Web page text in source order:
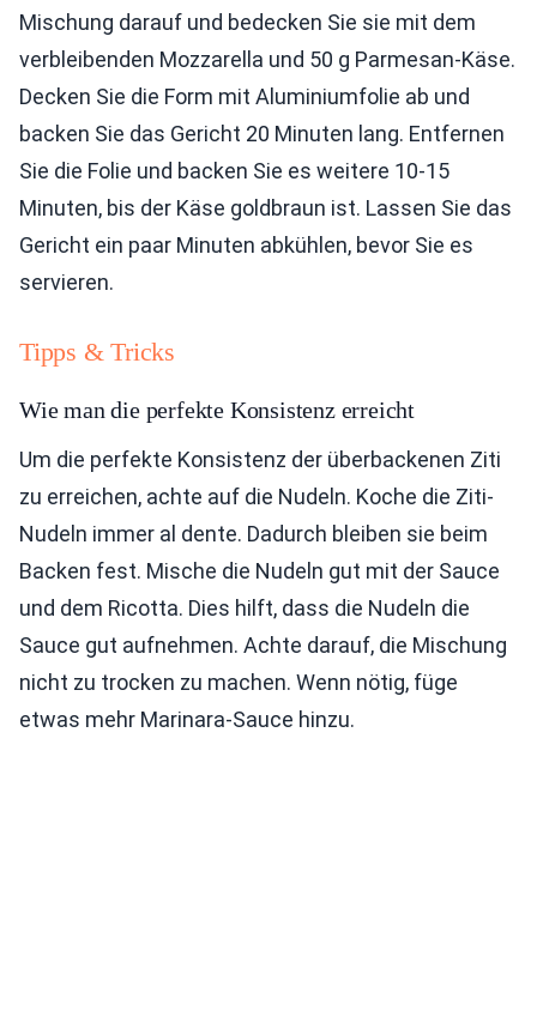
Mischung darauf und bedecken Sie sie mit dem
verbleibenden Mozzarella und 50 g Parmesan-Käse.
Decken Sie die Form mit Aluminiumfolie ab und
backen Sie das Gericht 20 Minuten lang. Entfernen
Sie die Folie und backen Sie es weitere 10-15
Minuten, bis der Käse goldbraun ist. Lassen Sie das
Gericht ein paar Minuten abkühlen, bevor Sie es
servieren.
Tipps & Tricks
Wie man die perfekte Konsistenz erreicht
Um die perfekte Konsistenz der überbackenen Ziti
zu erreichen, achte auf die Nudeln. Koche die Ziti-
Nudeln immer al dente. Dadurch bleiben sie beim
Backen fest. Mische die Nudeln gut mit der Sauce
und dem Ricotta. Dies hilft, dass die Nudeln die
Sauce gut aufnehmen. Achte darauf, die Mischung
nicht zu trocken zu machen. Wenn nötig, füge
etwas mehr Marinara-Sauce hinzu.